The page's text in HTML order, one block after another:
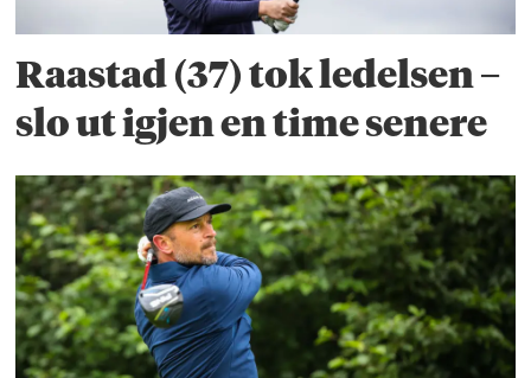
Raastad (37) tok ledelsen –
slo ut igjen en time senere